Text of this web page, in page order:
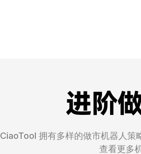
进阶
CiaoTool 拥有多样的做市机器人策
查看更多